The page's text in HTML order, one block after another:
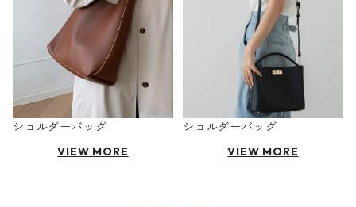
ショルダーバッグ
VIEW MORE
ショルダーバッグ
VIEW MORE